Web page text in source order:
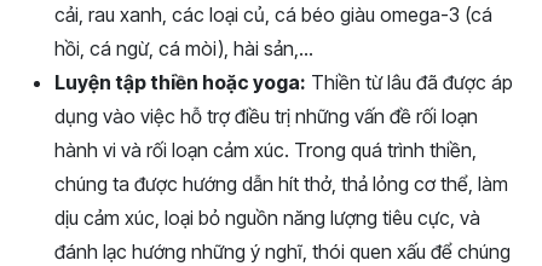
cải, rau xanh, các loại củ, cá béo giàu omega-3 (cá
hồi, cá ngừ, cá mòi), hài sản,…
Luyện tập thiền hoặc yoga: Thiền từ lâu đã được áp
dụng vào việc hỗ trợ điều trị những vấn đề rối loạn
hành vi và rối loạn cảm xúc. Trong quá trình thiền,
chúng ta được hướng dẫn hít thở, thả lỏng cơ thể, làm
dịu cảm xúc, loại bỏ nguồn năng lượng tiêu cực, và
đánh lạc hướng những ý nghĩ, thói quen xấu để chúng